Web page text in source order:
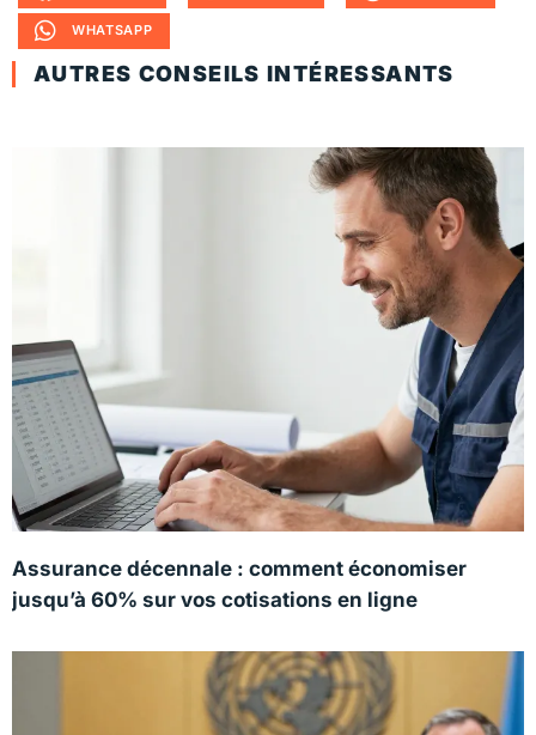
WHATSAPP
AUTRES CONSEILS INTÉRESSANTS
Assurance décennale : comment économiser
jusqu’à 60% sur vos cotisations en ligne